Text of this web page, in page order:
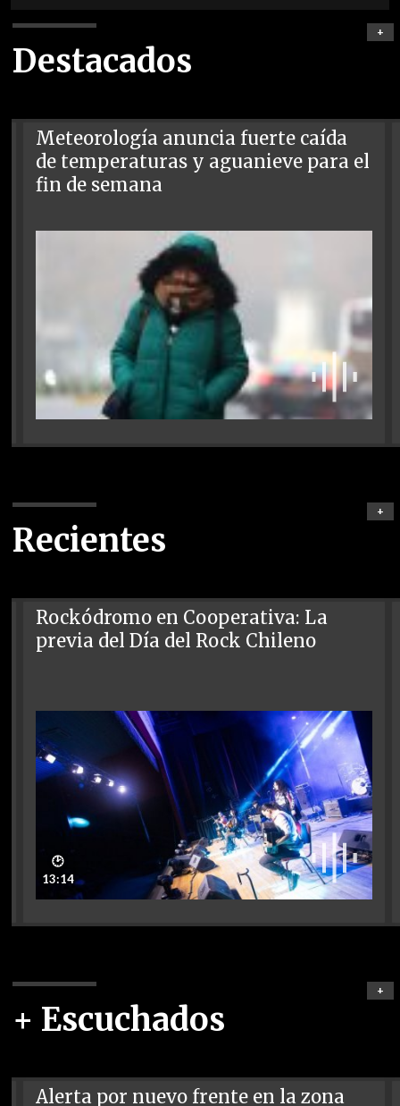
Destacados
+
Meteorología anuncia fuerte caída
de temperaturas y aguanieve para el
fin de semana
Recientes
+
Rockódromo en Cooperativa: La
previa del Día del Rock Chileno
🕑
13:14
+ Escuchados
+
Alerta por nuevo frente en la zona